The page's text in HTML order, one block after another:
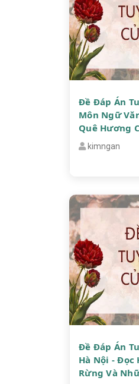
Đề Đáp Án
Môn Ngữ
Quê Hương
kimngan
Đề Đáp Án
Hà Nội - Đọc
Rừng Và